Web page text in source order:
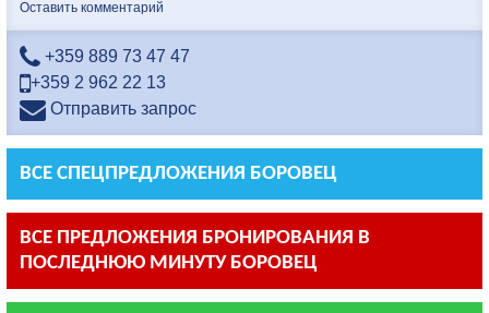
Оставить комментарий
+359 889 73 47 47
+359 2 962 22 13
Отправить запрос
ВСЕ СПЕЦПРЕДЛОЖЕНИЯ БОРОВЕЦ
ВСЕ ПРЕДЛОЖЕНИЯ БРОНИРОВАНИЯ В
ПОСЛЕДНЮЮ МИНУТУ БОРОВЕЦ